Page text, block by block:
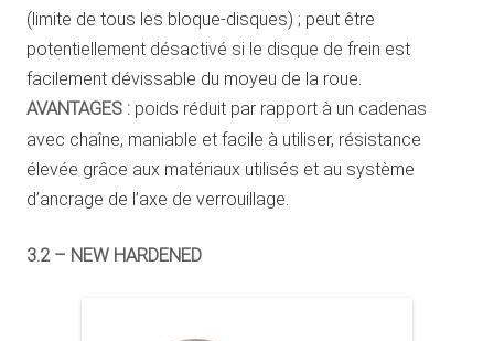
(limite de tous les bloque-disques) ; peut être
potentiellement désactivé si le disque de frein est
facilement dévissable du moyeu de la roue.
AVANTAGES : poids réduit par rapport à un cadenas
avec chaîne, maniable et facile à utiliser, résistance
élevée grâce aux matériaux utilisés et au système
d’ancrage de l’axe de verrouillage.
3.2 – NEW HARDENED